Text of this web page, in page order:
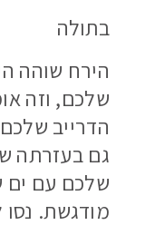
בתולה
הירח שוהה
שלכם, וזה
הדרייב
גם בעזרתה
שלכם עם ים
מודגשת. נסו